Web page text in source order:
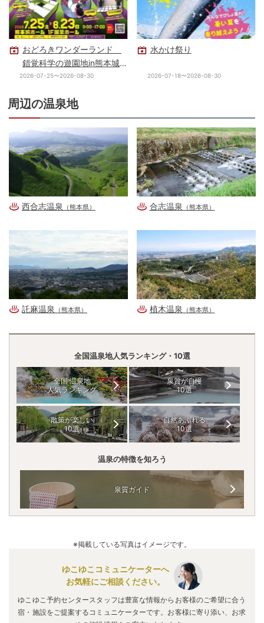
おどろきワンダーランド
錯覚科学の遊園地in熊本城
ホール
2026-07-25〜2026-08-30
水かけ祭り
2026-07-18〜2026-08-30
周辺の温泉地
西合志温泉 （熊本県） 合志温泉 （熊本県）
託麻温泉 （熊本県） 植木温泉 （熊本県）
全国温泉地人気ランキング・10選
全国 温泉地
人気ランキング
泉質が自慢
10選
散策が楽しい
10選
自然あふれる
10選
温泉の特徴を知ろう
泉質ガイド
※掲載している写真はイメージです。
ゆこゆこコミュニケーターへ
お気軽にご相談ください。
ゆこゆこ予約センタースタッフは豊富な情報からお客様のご希望に合う
宿・施設をご提案するコミュニケーターです。お客様に寄り添い、お求